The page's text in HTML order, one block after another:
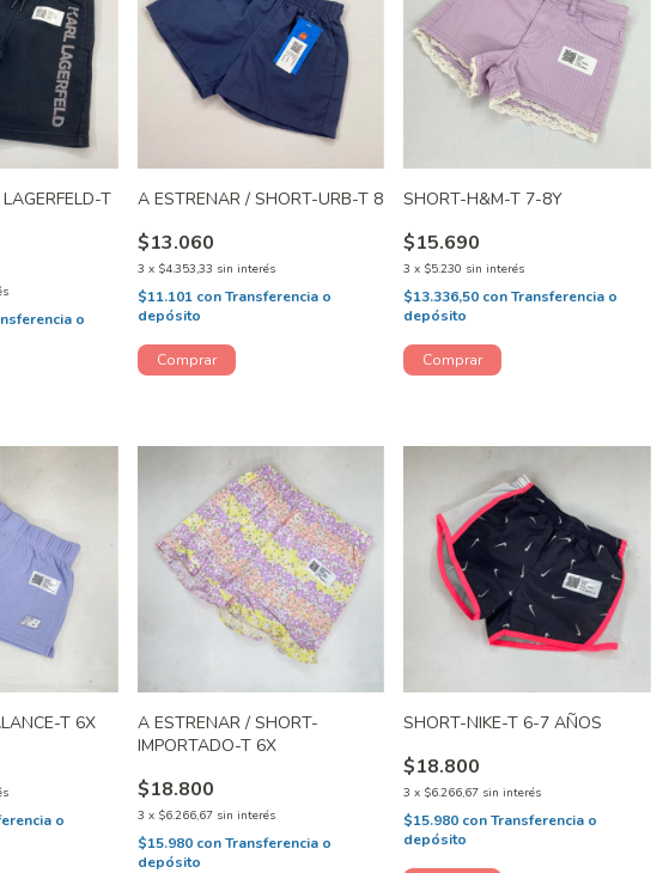
T
o
A ESTRENAR / SHORT-URB-T 8
$13.060
3 x $4.353,33 sin interés
$11.101 con Transferencia o
depósito
SHORT-H&M-T 7-8Y
$15.690
3 x $5.230 sin interés
$13.336,50 conTransferencia o
depósito
T 6X
o
A ESTRENAR / SHORT-
IMPORTADO-T 6X
$18.800
3 x $6.266,67 sin interés
$15.980 con Transferencia o
depósito
SHORT-NIKE-T 6-7 AÑOS
$18.800
3 x $6.266,67 sin interés
$15.980 conTransferencia o
depósito